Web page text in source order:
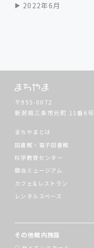
2022年6月
〒955-0072
新潟県三条市元町 11番6号
まちやまとは
図書館・電子図書館
科学教育センター
鍛冶ミュージアム
カフェ&レストラン
レンタルスペース
その他館内施設